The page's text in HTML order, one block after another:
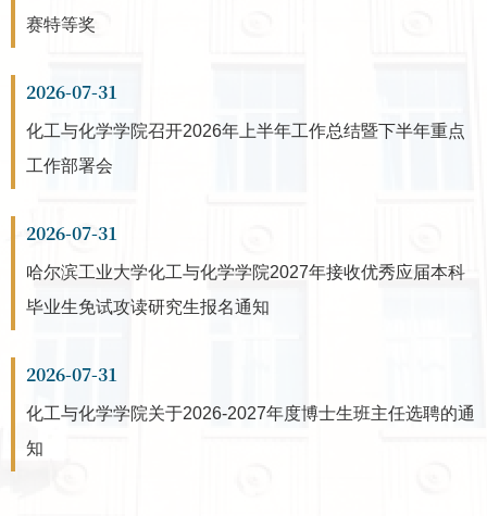
赛特等奖
2026-07-31
化工与化学学院召开2026年上半年工作总结暨下半年重点
工作部署会
2026-07-31
哈尔滨工业大学化工与化学学院2027年接收优秀应届本科
毕业生免试攻读研究生报名通知
2026-07-31
化工与化学学院关于2026-2027年度博士生班主任选聘的通
知